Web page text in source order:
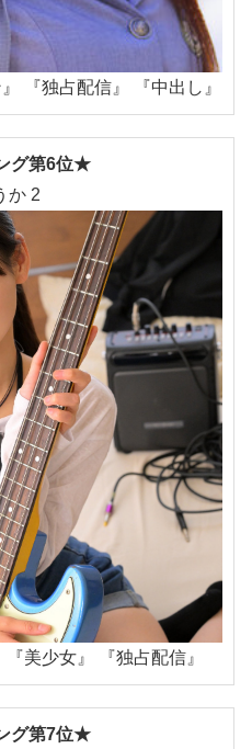
『独占配信』 『中出し』
グ第6位★
か 2
美少女』 『独占配信』
グ第7位★